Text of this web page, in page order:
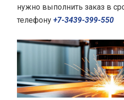
нужно выполнить заказ в
телефону +7-3439-399-550